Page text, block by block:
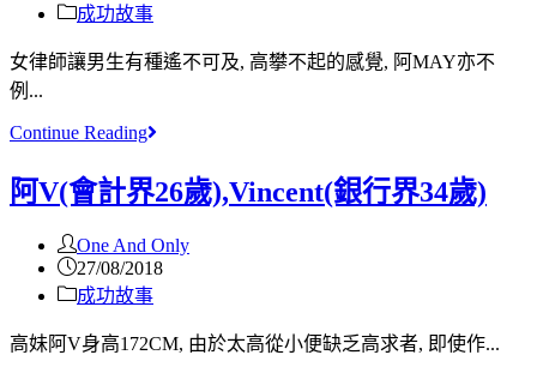
成功故事
女律師讓男生有種遙不可及, 高攀不起的感覺, 阿MAY亦不
例...
Continue Reading
阿V(會計界26歲),Vincent(銀行界34歲)
One And Only
27/08/2018
成功故事
高妹阿V身高172CM, 由於太高從小便缺乏高求者, 即使作...